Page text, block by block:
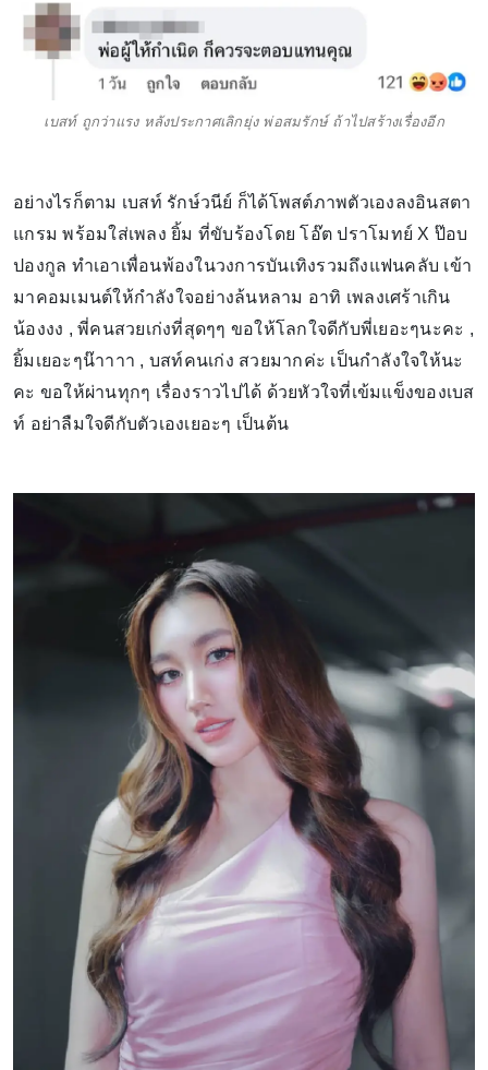
เบสท์ ถูกว่าแรง หลังประกาศเลิกยุ่ง พ่อสมรักษ์ ถ้าไปสร้างเรื่องอีก
อย่างไรก็ตาม เบสท์ รักษ์วนีย์ ก็ได้โพสต์ภาพตัวเองลงอินสตา
แกรม พร้อมใส่เพลง ยิ้ม ที่ขับร้องโดย โอ๊ต ปราโมทย์ X ป๊อบ
ปองกูล ทำเอาเพื่อนพ้องในวงการบันเทิงรวมถึงแฟนคลับ เข้า
มาคอมเมนต์ให้กำลังใจอย่างล้นหลาม อาทิ เพลงเศร้าเกิน
น้องงง , พี่คนสวยเก่งที่สุดๆๆ ขอให้โลกใจดีกับพี่เยอะๆนะคะ ,
ยิ้มเยอะๆน๊าาาา , บสท์คนเก่ง สวยมากค่ะ เป็นกำลังใจให้นะ
คะ ขอให้ผ่านทุกๆ เรื่องราวไปได้ ด้วยหัวใจที่เข้มแข็งของเบส
ท์ อย่าลืมใจดีกับตัวเองเยอะๆ เป็นต้น